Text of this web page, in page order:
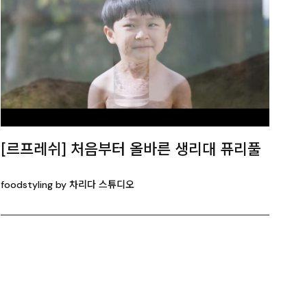
[르프레쉬] 처음부터 올바른 생리대 퓨리풀
foodstyling by 차리다 스튜디오